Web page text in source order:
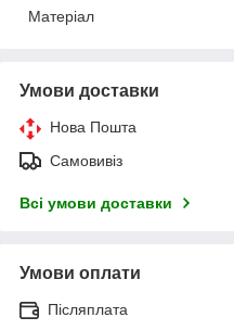
Матеріал
Умови доставки
Нова Пошта
Самовивіз
Всі умови доставки
Умови оплати
Післяплата